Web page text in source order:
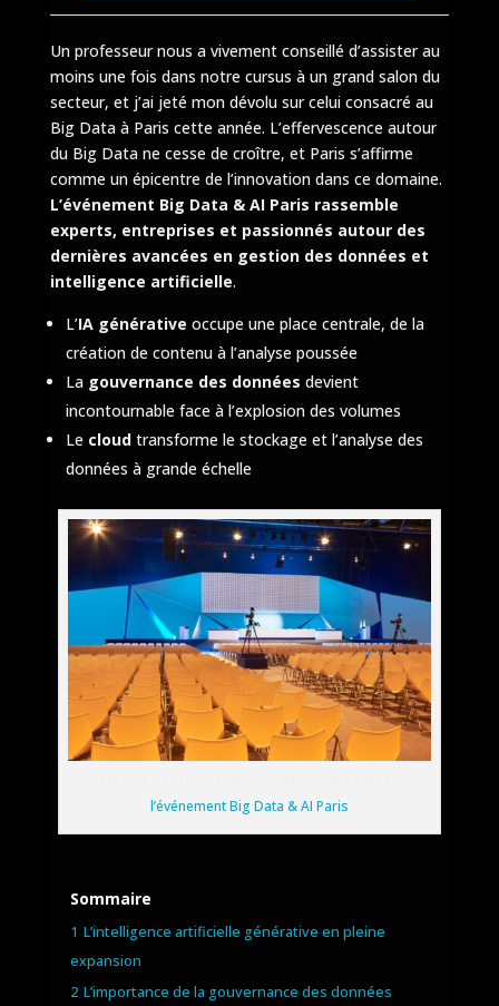
Un professeur nous a vivement conseillé d’assister au
moins une fois dans notre cursus à un grand salon du
secteur, et j’ai jeté mon dévolu sur celui consacré au
Big Data à Paris cette année. L’effervescence autour
du Big Data ne cesse de croître, et Paris s’affirme
comme un épicentre de l’innovation dans ce domaine.
L’événement Big Data & AI Paris rassemble
experts, entreprises et passionnés autour des
dernières avancées en gestion des données et
intelligence artificielle.
L’IA générative occupe une place centrale, de la
création de contenu à l’analyse poussée
La gouvernance des données devient
incontournable face à l’explosion des volumes
Le cloudtransforme le stockage et l’analyse des
données à grande échelle
l’événement Big Data & AI Paris
Sommaire
1 L’intelligence artificielle générative en pleine
expansion
2 L’importance de la gouvernance des données